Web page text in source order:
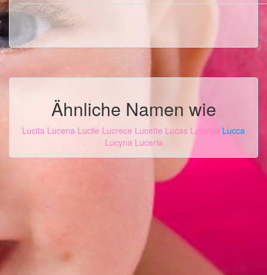
Ähnliche Namen wie
Lucita Lucena Lucile Lucrece Lucette Lucas Lucania Lucca
Lucyna Luceria